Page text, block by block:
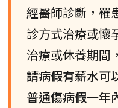
經醫師診斷，罹
診方式治療或懷
治療或休養期間
請病假有薪水可
普通傷病假一年